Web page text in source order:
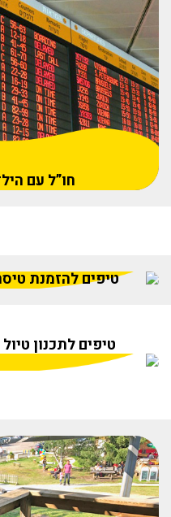
חו”ל עם
טיפים להזמנת
טיפים לתכנון